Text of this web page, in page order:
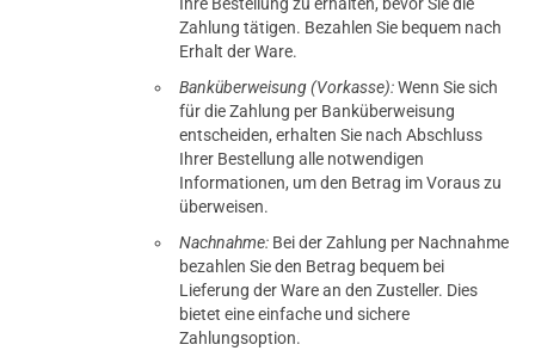
Zahlung tätigen. Bezahlen Sie bequem nach
Erhalt der Ware.
Banküberweisung (Vorkasse):Wenn Sie sich
für die Zahlung per Banküberweisung
entscheiden, erhalten Sie nach Abschluss
Ihrer Bestellung alle notwendigen
Informationen, um den Betrag im Voraus zu
überweisen.
Nachnahme: Bei der Zahlung per Nachnahme
bezahlen Sie den Betrag bequem bei
Lieferung der Ware an den Zusteller. Dies
bietet eine einfache und sichere
Zahlungsoption.